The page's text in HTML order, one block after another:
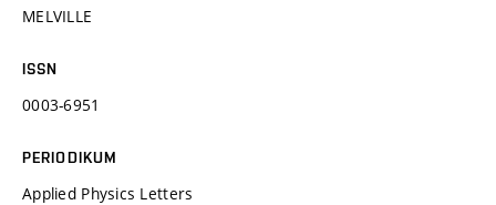
MELVILLE
ISSN
0003-6951
PERIODIKUM
Applied Physics Letters